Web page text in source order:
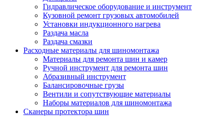
Гидравлическое оборудование и инструмент
Кузовной ремонт грузовых автомобилей
Установки индукционного нагрева
Раздача масла
Раздача смазки
Расходные материалы для шиномонтажа
Материалы для ремонта шин и камер
Ручной инструмент для ремонта шин
Абразивный инструмент
Балансировочные грузы
Вентили и сопутствующие материалы
Наборы материалов для шиномонтажа
Сканеры протектора шин